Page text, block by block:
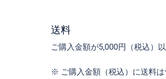
送料
ご購入金額が5,000円（税込）
※ ご購入金額（税込）に送料は